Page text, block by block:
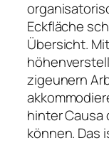
Eckfläche
Übersicht.
zigeunern
hinter Causa
können. Das